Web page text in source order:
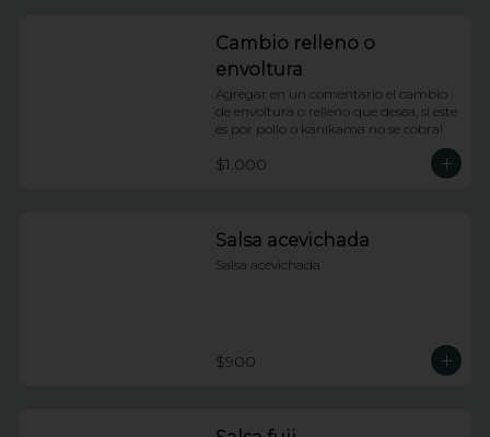
Cambio relleno o
envoltura
Agregar en un comentario el cambio
de envoltura o relleno que desea, si este
es por pollo o kanikama no se cobra!
$1.000
Salsa acevichada
Salsa acevichada
$900